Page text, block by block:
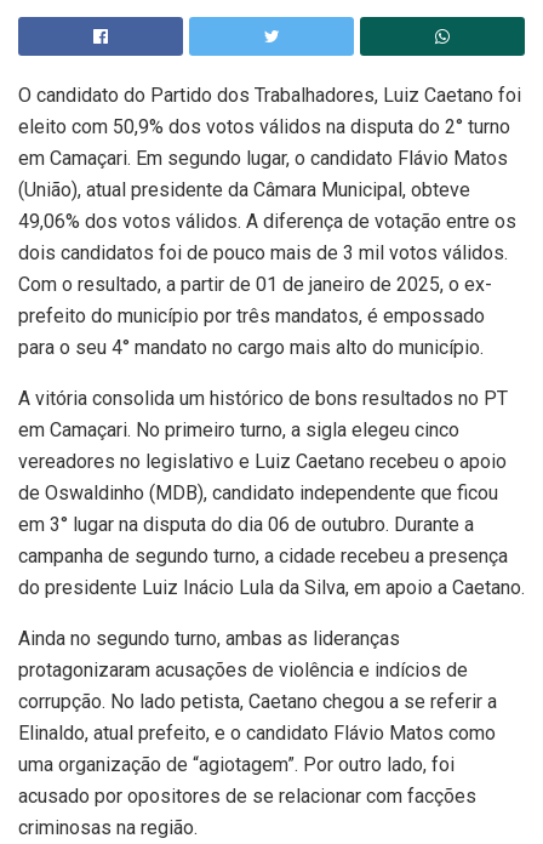
O candidato do Partido dos Trabalhadores, Luiz Caetano foi
eleito com 50,9% dos votos válidos na disputa do 2° turno
em Camaçari. Em segundo lugar, o candidato Flávio Matos
(União), atual presidente da Câmara Municipal, obteve
49,06% dos votos válidos. A diferença de votação entre os
dois candidatos foi de pouco mais de 3 mil votos válidos.
Com o resultado, a partir de 01 de janeiro de 2025, o ex-
prefeito do município por três mandatos, é empossado
para o seu 4° mandato no cargo mais alto do município.
A vitória consolida um histórico de bons resultados no PT
em Camaçari. No primeiro turno, a sigla elegeu cinco
vereadores no legislativo e Luiz Caetano recebeu o apoio
de Oswaldinho (MDB), candidato independente que ficou
em 3° lugar na disputa do dia 06 de outubro. Durante a
campanha de segundo turno, a cidade recebeu a presença
do presidente Luiz Inácio Lula da Silva, em apoio a Caetano.
Ainda no segundo turno, ambas as lideranças
protagonizaram acusações de violência e indícios de
corrupção. No lado petista, Caetano chegou a se referir a
Elinaldo, atual prefeito, e o candidato Flávio Matos como
uma organização de “agiotagem”. Por outro lado, foi
acusado por opositores de se relacionar com facções
criminosas na região.